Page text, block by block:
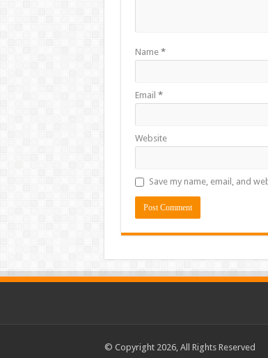
Name *
Email *
Website
Save my name, email, and
© Copyright 2026, All Rights Reserved